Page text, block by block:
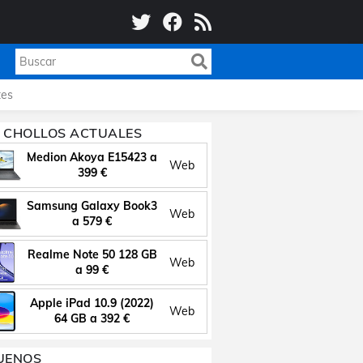
CHOLLOS ACTUALES
Medion Akoya E15423 a
399 €
Web
Samsung Galaxy Book3
a 579 €
Web
Realme Note 50 128 GB
a 99 €
Web
Apple iPad 10.9 (2022)
64 GB a 392 €
Web